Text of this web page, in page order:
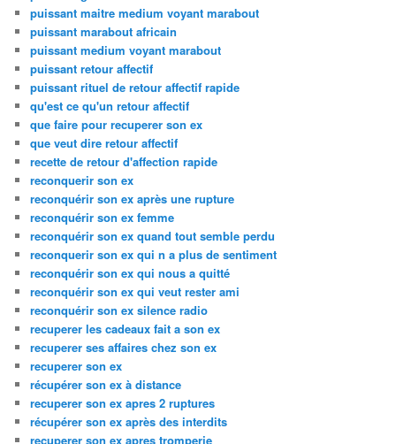
puissant maitre medium voyant marabout
puissant marabout africain
puissant medium voyant marabout
puissant retour affectif
puissant rituel de retour affectif rapide
qu'est ce qu'un retour affectif
que faire pour recuperer son ex
que veut dire retour affectif
recette de retour d'affection rapide
reconquerir son ex
reconquérir son ex après une rupture
reconquérir son ex femme
reconquérir son ex quand tout semble perdu
reconquerir son ex qui n a plus de sentiment
reconquérir son ex qui nous a quitté
reconquérir son ex qui veut rester ami
reconquérir son ex silence radio
recuperer les cadeaux fait a son ex
recuperer ses affaires chez son ex
recuperer son ex
récupérer son ex à distance
recuperer son ex apres 2 ruptures
récupérer son ex après des interdits
recuperer son ex apres tromperie